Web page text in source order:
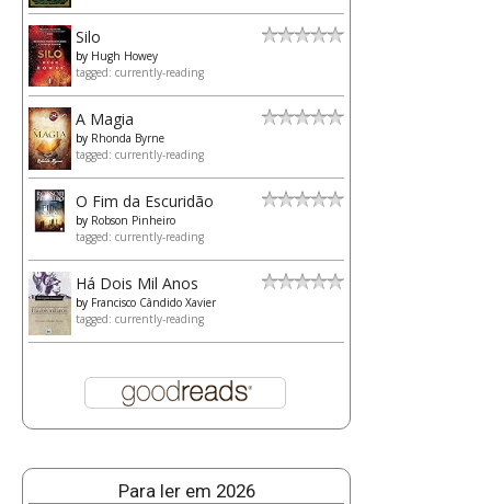
Silo
by Hugh Howey
tagged: currently-reading
A Magia
by Rhonda Byrne
tagged: currently-reading
O Fim da Escuridão
by Robson Pinheiro
tagged: currently-reading
Há Dois Mil Anos
by Francisco Cândido Xavier
tagged: currently-reading
Para ler em 2026